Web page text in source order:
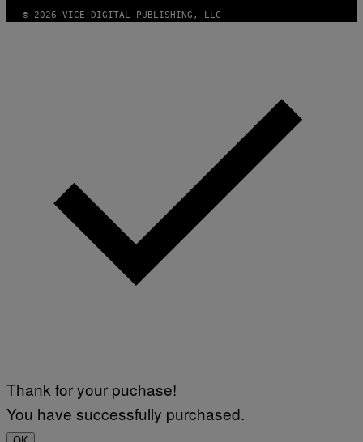
© 2026 VICE DIGITAL PUBLISHING, LLC
Thank for your puchase!
You have successfully purchased.